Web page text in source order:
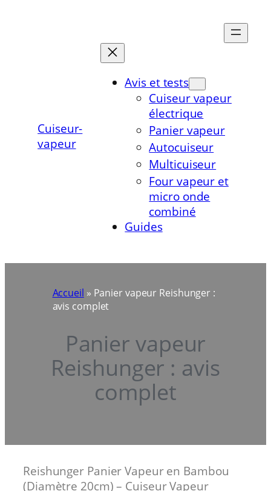
Cuiseur-
vapeur
Avis et tests
Cuiseur vapeur
électrique
Panier vapeur
Autocuiseur
Multicuiseur
Four vapeur et
micro onde
combiné
Guides
Accueil » Panier vapeur Reishunger :
avis complet
Panier vapeur
Reishunger : avis
complet
Reishunger Panier Vapeur en Bambou
(Diamètre 20cm) – Cuiseur Vapeur